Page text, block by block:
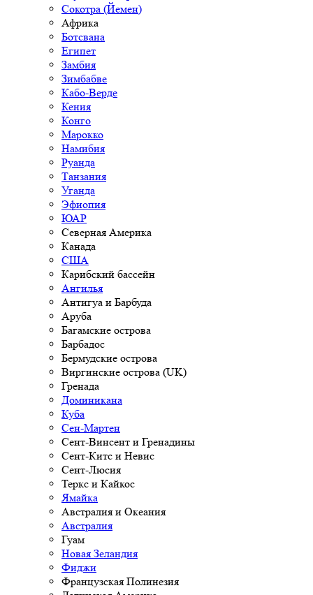
Сокотра (Йемен)
Африка
Ботсвана
Египет
Замбия
Зимбабве
Кабо-Верде
Кения
Конго
Марокко
Намибия
Руанда
Танзания
Уганда
Эфиопия
ЮАР
Северная Америка
Канада
США
Карибский бассейн
Ангилья
Антигуа и Барбуда
Аруба
Багамские острова
Барбадос
Бермудские острова
Виргинские острова (UK)
Гренада
Доминикана
Куба
Сен-Мартен
Сент-Винсент и Гренадины
Сент-Китс и Невис
Сент-Люсия
Теркс и Кайкос
Ямайка
Австралия и Океания
Австралия
Гуам
Новая Зеландия
Фиджи
Французская Полинезия